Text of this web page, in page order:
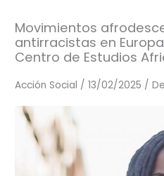
Movimientos
antirracistas en
Centro de Estudios
Acción Social /13/02/2025 /